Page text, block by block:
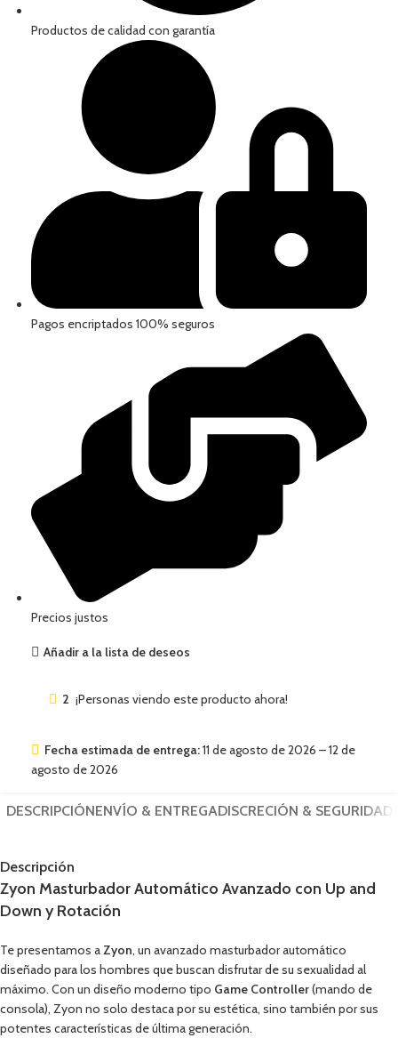
Productos de calidad con garantía
Pagos encriptados 100% seguros
Precios justos
Añadir a la lista de deseos
2 ¡Personas viendo este producto ahora!
Fecha estimada de entrega:11 de agosto de 2026 – 12 de
agosto de 2026
DESCRIPCIÓNENVÍO & ENTREGADISCRECIÓN & SEGURIDAD
Descripción
Zyon Masturbador Automático Avanzado con Up and
Down y Rotación
Te presentamos aZyon, un avanzado masturbador automático
diseñado para los hombres que buscan disfrutar de su sexualidad al
máximo. Con un diseño moderno tipo Game Controller(mando de
consola), Zyon no solo destaca por su estética, sino también por sus
potentes características de última generación.